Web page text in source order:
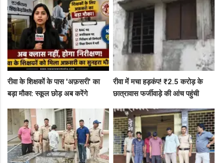
रीवा के शिक्षकों के पास 'अफ़सरी' का
बड़ा मौका: स्कूल छोड़ अब करेंगे
पर निकली भर्ती!
रीवा में मचा हड़कंप! ₹2.5 करोड़ के
छात्रावास फर्जीवाड़े की आंच पहुंची
एक्शन लेटर